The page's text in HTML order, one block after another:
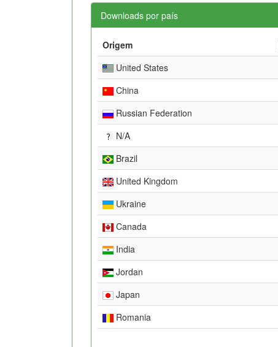
Downloads por país
Origem
United States
China
Russian Federation
N/A
Brazil
United Kingdom
Ukraine
Canada
India
Jordan
Japan
Romania